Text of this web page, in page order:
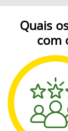
Quais
com